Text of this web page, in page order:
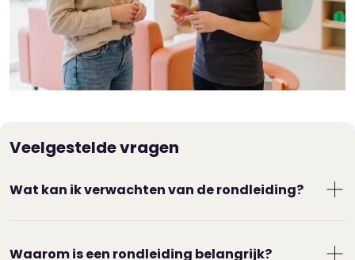
Veelgestelde vragen
Wat kan ik verwachten van de rondleiding?
groepen te zien waar je kind gaat spelen. Ook
Waarom is een rondleiding belangrijk?